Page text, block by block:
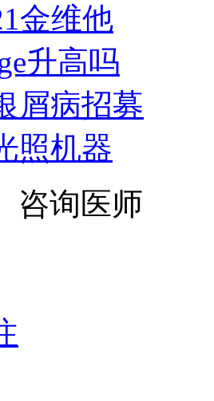
金维他
升高吗
屑病招募
照机器
咨询医师